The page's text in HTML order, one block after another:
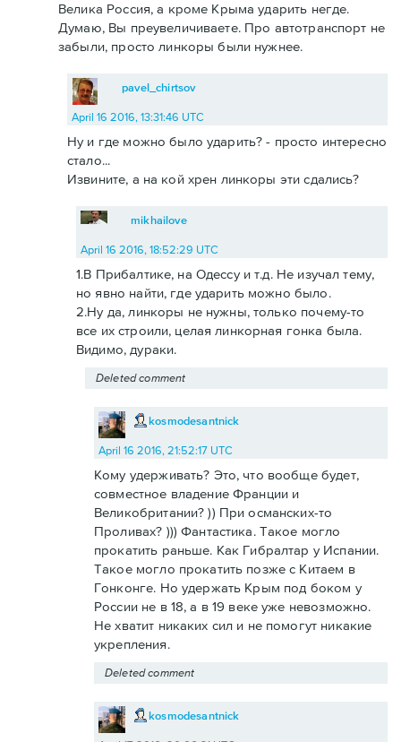
Велика Россия, а кроме Крыма ударить негде.
Думаю, Вы преувеличиваете. Про автотранспорт не
забыли, просто линкоры были нужнее.
pavel_chirtsov
April 16 2016, 13:31:46 UTC
Ну и где можно было ударить? - просто интересно
стало...
Извините, а на кой хрен линкоры эти сдались?
mikhailove
April 16 2016, 18:52:29 UTC
1.В Прибалтике, на Одессу и т.д. Не изучал тему,
но явно найти, где ударить можно было.
2.Ну да, линкоры не нужны, только почему-то
все их строили, целая линкорная гонка была.
Видимо, дураки.
Deleted comment
kosmodesantnick
April 16 2016, 21:52:17 UTC
Кому удерживать? Это, что вообще будет,
совместное владение Франции и
Великобритании? )) При османских-то
Проливах? ))) Фантастика. Такое могло
прокатить раньше. Как Гибралтар у Испании.
Такое могло прокатить позже с Китаем в
Гонконге. Но удержать Крым под боком у
России не в 18, а в 19 веке уже невозможно.
Не хватит никаких сил и не помогут никакие
укрепления.
Deleted comment
kosmodesantnick